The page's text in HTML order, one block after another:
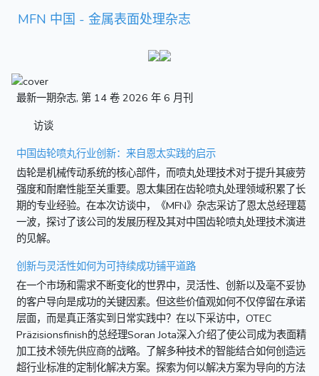
MFN 中国 - 金属表面处理杂志
最新一期杂志, 第 14 卷 2026 年 6 月刊
访谈
中国齿轮喷丸行业创新：来自恩太实践的启示
齿轮是机械传动系统的核心部件，而喷丸处理技术对于提升其疲劳
强度和耐磨性能至关重要。恩太集团在齿轮喷丸处理领域积累了长
期的专业经验。在本次访谈中，《MFN》杂志采访了恩太总经理葛
一波，探讨了该公司的发展历程及其对中国齿轮喷丸处理技术演进
的见解。
创新与灵活性如何为可持续成功铺平道路
在一个市场和需求不断变化的世界中，灵活性、创新以及毫不妥协
的客户导向是成功的关键因素。但这些价值观如何不仅停留在承诺
层面，而是真正落实到日常实践中？在以下采访中，OTEC
Präzisionsfinish的总经理Soran Jota深入介绍了使公司成为表面精
加工技术领先供应商的战略。了解多种技术的智能结合如何创造远
超行业标准的定制化解决方案。探索为何以解决方案为导向的方法